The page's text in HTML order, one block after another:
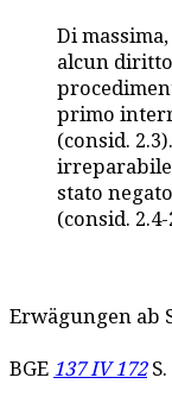
Di
alcun
primo
(consid.
irreparabile
stato
(consid. 2.4-
Erwägungen ab
BGE 137 IV 172S.